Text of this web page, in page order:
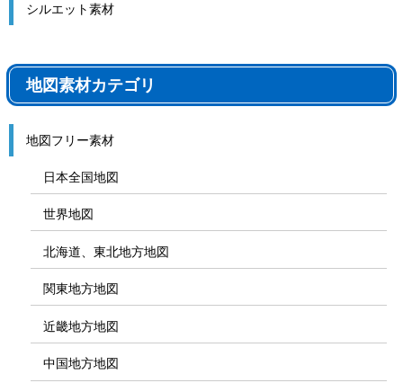
シルエット素材
地図素材カテゴリ
地図フリー素材
日本全国地図
世界地図
北海道、東北地方地図
関東地方地図
近畿地方地図
中国地方地図